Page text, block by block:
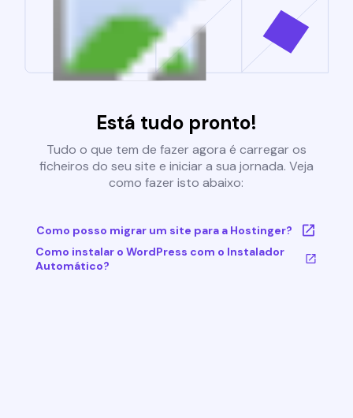
Está tudo pronto!
Tudo o que tem de fazer agora é carregar os
ficheiros do seu site e iniciar a sua jornada. Veja
como fazer isto abaixo:
Como posso migrar um site para a Hostinger?
Como instalar o WordPress com o Instalador
Automático?